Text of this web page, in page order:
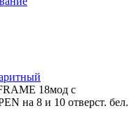
18мод с
на 8 и 10 отверст. бел.